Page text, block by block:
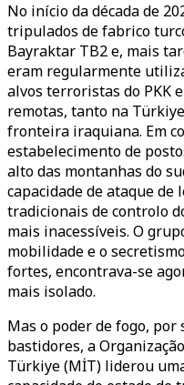
No início da década de
tripulados de fabrico
Bayraktar TB2 e, mais
eram regularmente
alvos terroristas do PKK
remotas, tanto na
fronteira iraquiana. Em
estabelecimento de
alto das montanhas do
capacidade de ataque de
tradicionais de controlo
mais inacessíveis. O
mobilidade e o
fortes, encontrava-se
mais isolado.
Mas o poder de fogo, por
bastidores, a
Türkiye (MİT) liderou